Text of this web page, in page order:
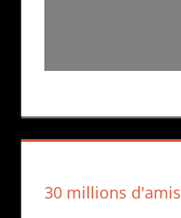
30 millions d'amis